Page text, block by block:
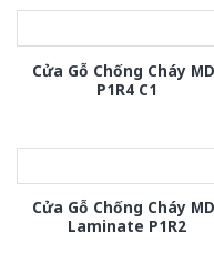
Cửa Gỗ Chống Cháy
P1R4 C1
Cửa Gỗ Chống Cháy
Laminate P1R2